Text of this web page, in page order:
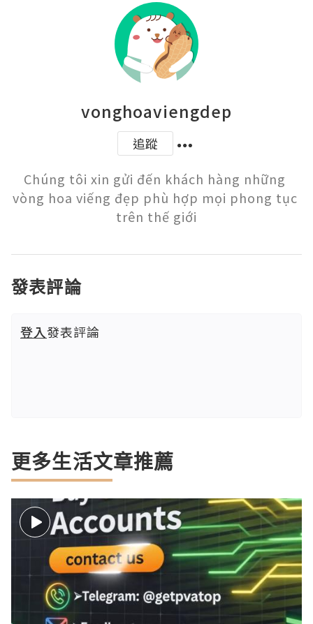
vonghoaviengdep
追蹤
Chúng tôi xin gửi đến khách hàng những
vòng hoa viếng đẹp phù hợp mọi phong tục
trên thế giới
發表評論
登入發表評論
更多生活文章推薦